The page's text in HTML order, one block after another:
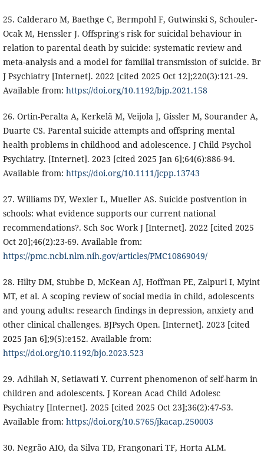
25. Calderaro M, Baethge C, Bermpohl F, Gutwinski S, Schouler-
Ocak M, Henssler J. Offspring's risk for suicidal behaviour in
relation to parental death by suicide: systematic review and
meta-analysis and a model for familial transmission of suicide. Br
J Psychiatry [Internet]. 2022 [cited 2025 Oct 12];220(3):121-29.
Available from: https://doi.org/10.1192/bjp.2021.158
26. Ortin-Peralta A, Kerkelä M, Veijola J, Gissler M, Sourander A,
Duarte CS. Parental suicide attempts and offspring mental
health problems in childhood and adolescence. J Child Psychol
Psychiatry. [Internet]. 2023 [cited 2025 Jan 6];64(6):886-94.
Available from: https://doi.org/10.1111/jcpp.13743
27. Williams DY, Wexler L, Mueller AS. Suicide postvention in
schools: what evidence supports our current national
recommendations?. Sch Soc Work J [Internet]. 2022 [cited 2025
Oct 20];46(2):23-69. Available from:
https://pmc.ncbi.nlm.nih.gov/articles/PMC10869049/
28. Hilty DM, Stubbe D, McKean AJ, Hoffman PE, Zalpuri I, Myint
MT, et al. A scoping review of social media in child, adolescents
and young adults: research findings in depression, anxiety and
other clinical challenges. BJPsych Open. [Internet]. 2023 [cited
2025 Jan 6];9(5):e152. Available from:
https://doi.org/10.1192/bjo.2023.523
29. Adhilah N, Setiawati Y. Current phenomenon of self-harm in
children and adolescents. J Korean Acad Child Adolesc
Psychiatry [Internet]. 2025 [cited 2025 Oct 23];36(2):47-53.
Available from: https://doi.org/10.5765/jkacap.250003
30. Negrão AIO, da Silva TD, Frangonari TF, Horta ALM.